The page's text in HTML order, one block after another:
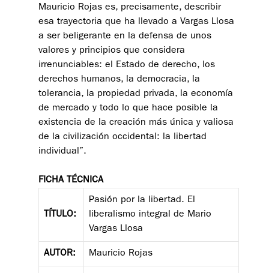
Mauricio Rojas es, precisamente, describir
esa trayectoria que ha llevado a Vargas Llosa
a ser beligerante en la defensa de unos
valores y principios que considera
irrenunciables: el Estado de derecho, los
derechos humanos, la democracia, la
tolerancia, la propiedad privada, la economía
de mercado y todo lo que hace posible la
existencia de la creación más única y valiosa
de la civilización occidental: la libertad
individual”.
FICHA TÉCNICA
TÍTULO:
Pasión por la libertad. El
liberalismo integral de Mario
Vargas Llosa
AUTOR: Mauricio Rojas